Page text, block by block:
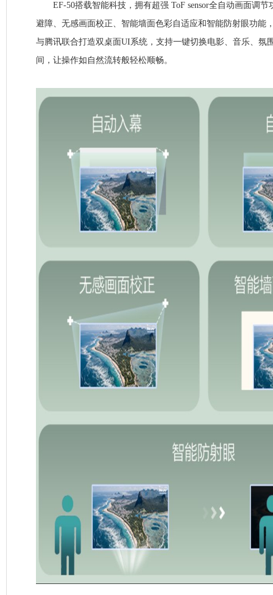
EF-50搭载智能科技，拥有超强 ToF sensor全自动画面调节
避障、无感画面校正、智能墙面色彩自适应和智能防射眼功能
与腾讯联合打造双桌面UI系统，支持一键切换电影、音乐、氛
间，让操作如自然流转般轻松顺畅。